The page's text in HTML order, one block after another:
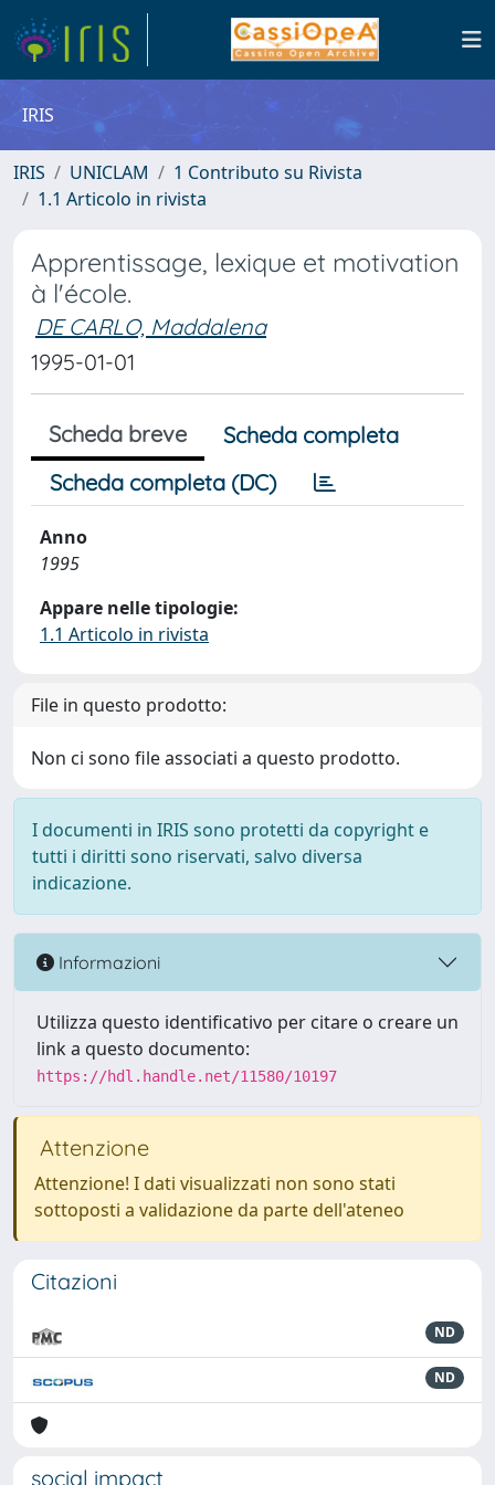
IRIS
IRIS UNICLAM
1 Contributo su Rivista
1.1 Articolo in rivista
Apprentissage, lexique et motivation
à l'école.
DE CARLO, Maddalena
1995-01-01
Scheda breve
Scheda completa
Scheda completa (DC)
Anno
1995
Appare nelle tipologie:
1.1 Articolo in rivista
File in questo prodotto:
Non ci sono file associati a questo prodotto.
I documenti in IRIS sono protetti da copyright e
tutti i diritti sono riservati, salvo diversa
indicazione.
Informazioni
Utilizza questo identificativo per citare o creare un
link a questo documento:
https://hdl.handle.net/11580/10197
Attenzione
Attenzione! I dati visualizzati non sono stati
sottoposti a validazione da parte dell'ateneo
Citazioni
ND
ND
social impact